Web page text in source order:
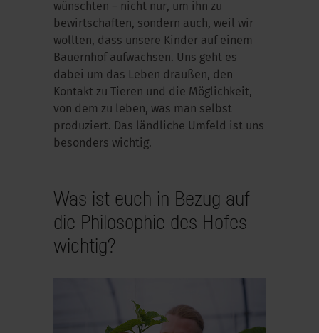
wünschten – nicht nur, um ihn zu
bewirtschaften, sondern auch, weil wir
wollten, dass unsere Kinder auf einem
Bauernhof aufwachsen. Uns geht es
dabei um das Leben draußen, den
Kontakt zu Tieren und die Möglichkeit,
von dem zu leben, was man selbst
produziert. Das ländliche Umfeld ist uns
besonders wichtig.
Was ist euch in Bezug auf
die Philosophie des Hofes
wichtig?